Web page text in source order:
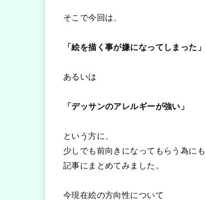
そこで今回は、
「絵を描く事が嫌になってしまった」
あるいは
「デッサンのアレルギーが強い」
という方に、
少しでも前向きになってもらう為にも
記事にまとめてみました。
今現在絵の方向性について